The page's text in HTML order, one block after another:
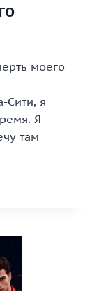
моего
Сити, я
Я
там